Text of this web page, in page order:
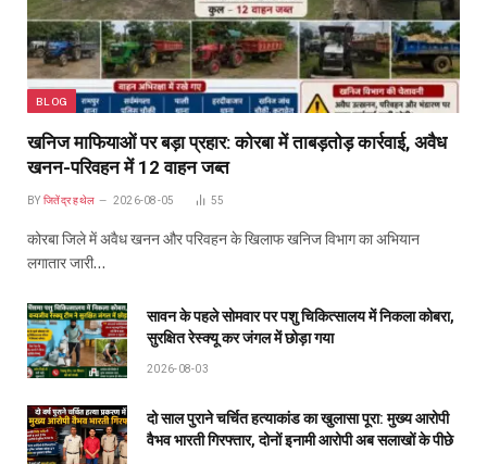
BLOG
खनिज माफियाओं पर बड़ा प्रहार: कोरबा में ताबड़तोड़ कार्रवाई, अवैध
खनन-परिवहन में 12 वाहन जब्त
BY जितेंद्र हथेल 2026-08-05 55
कोरबा जिले में अवैध खनन और परिवहन के खिलाफ खनिज विभाग का अभियान
लगातार जारी…
सावन के पहले सोमवार पर पशु चिकित्सालय में निकला कोबरा,
सुरक्षित रेस्क्यू कर जंगल में छोड़ा गया
2026-08-03
दो साल पुराने चर्चित हत्याकांड का खुलासा पूरा: मुख्य आरोपी
वैभव भारती गिरफ्तार, दोनों इनामी आरोपी अब सलाखों के पीछे